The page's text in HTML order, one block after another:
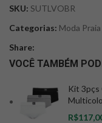
SKU: SUTLVOBR
Categorias: Moda Praia
Share:
VOCÊ TAMBÉM
Kit 3pçs
R$